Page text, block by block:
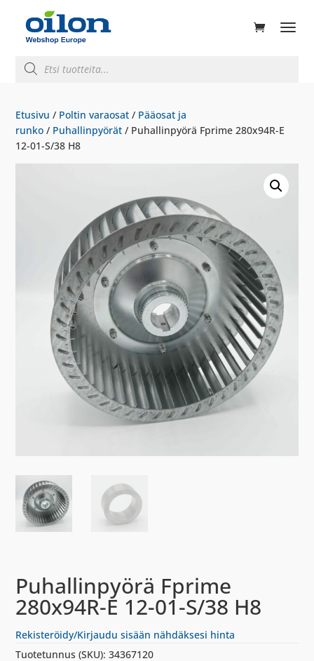
search
Etusivu / Poltin varaosat / Pääosat ja
runko / Puhallinpyörät / Puhallinpyörä Fprime 280x94R-E
12-01-S/38 H8
Puhallinpyörä Fprime
280x94R-E 12-01-S/38 H8
Rekisteröidy/Kirjaudu sisään nähdäksesi hinta
Tuotetunnus (SKU):34367120